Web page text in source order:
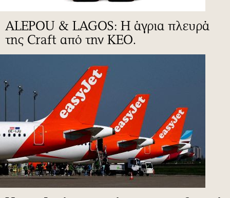
ALEPOU & LAGOS: Η άγρια πλευρά
της Craft από την ΚΕΟ.